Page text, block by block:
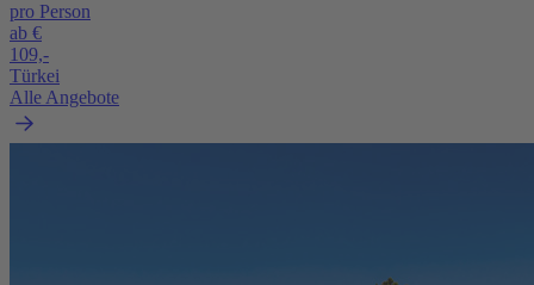
pro Person
ab €
109,-
Türkei
Alle Angebote